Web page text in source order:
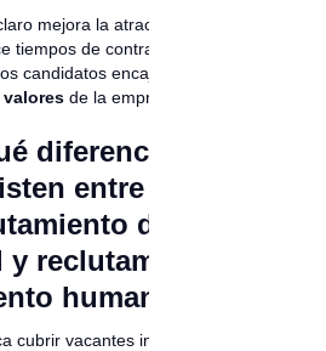
mejora la atracción de
tiempos de contratación y
candidatos encajen con la
de la empresa.
diferencias
entre
de
reclutamiento
humano?
cubrir vacantes inmediatas,